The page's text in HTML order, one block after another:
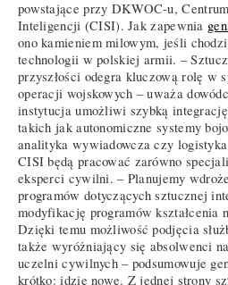
powstające przy DKWOC-u,
Inteligencji (CISI). Jak zapewnia
ono kamieniem milowym, jeśli
technologii w polskiej armii. –
przyszłości odegra kluczową rolę w
operacji wojskowych – uważa
instytucja umożliwi szybką
takich jak autonomiczne systemy
analityka wywiadowcza czy
CISI będą pracować zarówno
eksperci cywilni. – Planujemy
programów dotyczących sztucznej
modyfikację programów kształcenia
Dzięki temu możliwość podjęcia
także wyróżniający się absolwenci
uczelni cywilnych – podsumowuje
krótko: idzie nowe. Z jednej strony